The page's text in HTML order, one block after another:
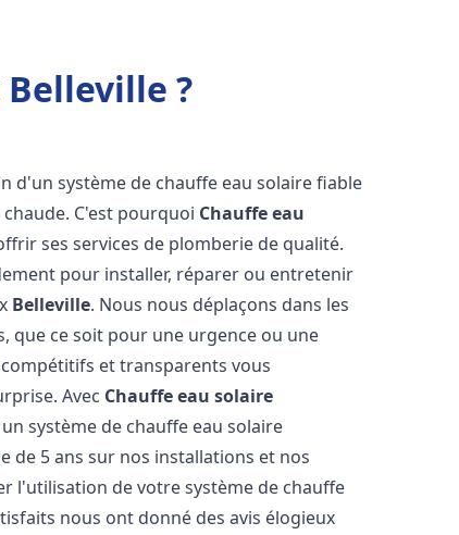
?
d'un système de chauffe eau solaire fiable
C'est pourquoi Chauffe eau
ses services de plomberie de qualité.
pour installer, réparer ou entretenir
Belleville. Nous nous déplaçons dans les
que ce soit pour une urgence ou une
et transparents vous
Avec Chauffe eau solaire
système de chauffe eau solaire
de 5 ans sur nos installations et nos
l'utilisation de votre système de chauffe
nous ont donné des avis élogieux